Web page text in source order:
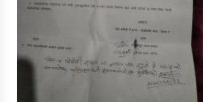
सामाजिक बिकास कार्यालय जुम्लाकाे सुचना